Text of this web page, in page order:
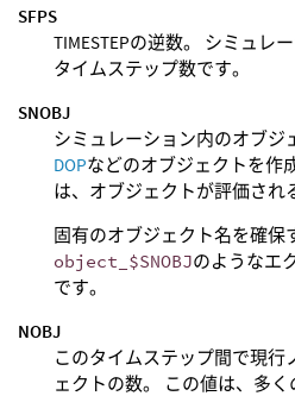
SFPS
TIMESTEPの逆数。 シミュレ
タイムステップ数です。
SNOBJ
シミュレーション内のオブジ
DOPなどのオブジェクトを作
は、オブジェクトが評価され
固有のオブジェクト名を確保
object_$SNOBJのようなエ
です。
NOBJ
このタイムステップ間で現行
ェクトの数。 この値は、多